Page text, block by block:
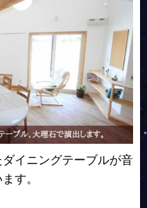
イニングテーブルが音
す。